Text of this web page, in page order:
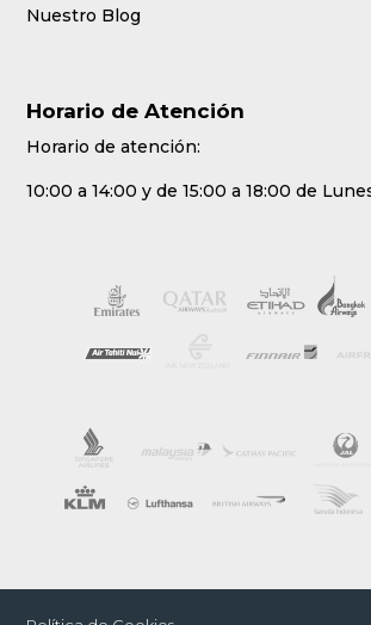
Nuestro Blog
Horario de Atención
Horario de atención:
10:00 a 14:00 y de 15:00 a 18:00 de